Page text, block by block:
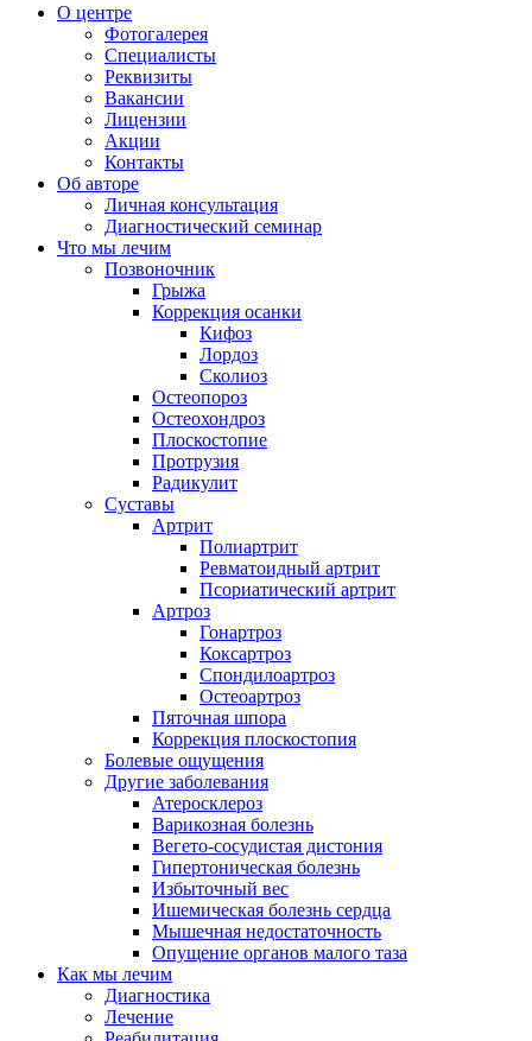
О центре
Фотогалерея
Специалисты
Реквизиты
Вакансии
Лицензии
Акции
Контакты
Об авторе
Личная консультация
Диагностический семинар
Что мы лечим
Позвоночник
Грыжа
Коррекция осанки
Кифоз
Лордоз
Сколиоз
Остеопороз
Остеохондроз
Плоскостопие
Протрузия
Радикулит
Суставы
Артрит
Полиартрит
Ревматоидный артрит
Псориатический артрит
Артроз
Гонартроз
Коксартроз
Спондилоартроз
Остеоартроз
Пяточная шпора
Коррекция плоскостопия
Болевые ощущения
Другие заболевания
Атеросклероз
Варикозная болезнь
Вегето-сосудистая дистония
Гипертоническая болезнь
Избыточный вес
Ишемическая болезнь сердца
Мышечная недостаточность
Опущение органов малого таза
Как мы лечим
Диагностика
Лечение